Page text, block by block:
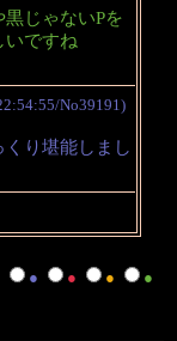
じゃないPを
いですね
No39191)
り堪能しまし
● ● ●
●